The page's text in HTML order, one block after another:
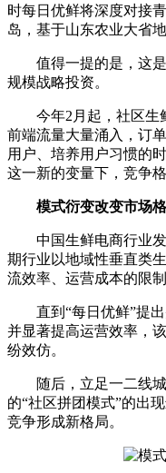
时每日优鲜将深度对接
岛，基于山东农业大省
值得一提的是，这是
规模战略投资。
今年2月起，社区生鲜
前端流量大量涌入，订
用户、培养用户习惯的
这一新的变量下，竞争
模式衍变改变市场
中国生鲜电商行业发
期行业以地域性垂直类
流效率、运营成本的限
直到“每日优鲜”提出
并显著提高运营效率，
纷效仿。
随后，立足一二线城
的“社区拼团模式”的出
竞争形成新格局。